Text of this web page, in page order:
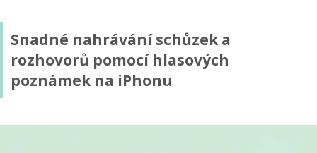
Snadné nahrávání schůzek a
rozhovorů pomocí hlasových
poznámek na iPhonu